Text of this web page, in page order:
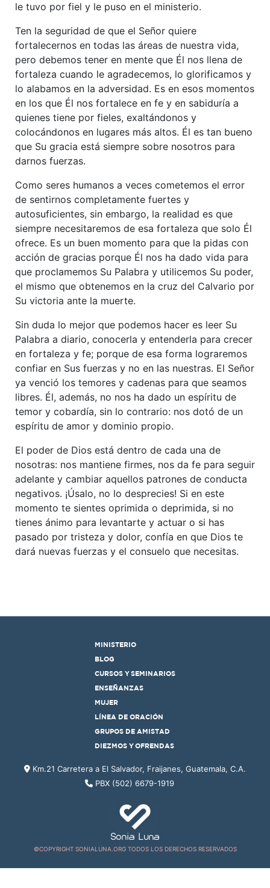
le tuvo por fiel y le puso en el ministerio.
Ten la seguridad de que el Señor quiere
fortalecernos en todas las áreas de nuestra vida,
pero debemos tener en mente que Él nos llena de
fortaleza cuando le agradecemos, lo glorificamos y
lo alabamos en la adversidad. Es en esos momentos
en los que Él nos fortalece en fe y en sabiduría a
quienes tiene por fieles, exaltándonos y
colocándonos en lugares más altos. Él es tan bueno
que Su gracia está siempre sobre nosotros para
darnos fuerzas.
Como seres humanos a veces cometemos el error
de sentirnos completamente fuertes y
autosuficientes, sin embargo, la realidad es que
siempre necesitaremos de esa fortaleza que solo Él
ofrece. Es un buen momento para que la pidas con
acción de gracias porque Él nos ha dado vida para
que proclamemos Su Palabra y utilicemos Su poder,
el mismo que obtenemos en la cruz del Calvario por
Su victoria ante la muerte.
Sin duda lo mejor que podemos hacer es leer Su
Palabra a diario, conocerla y entenderla para crecer
en fortaleza y fe; porque de esa forma lograremos
confiar en Sus fuerzas y no en las nuestras. El Señor
ya venció los temores y cadenas para que seamos
libres. Él, además, no nos ha dado un espíritu de
temor y cobardía, sin lo contrario: nos dotó de un
espíritu de amor y dominio propio.
El poder de Dios está dentro de cada una de
nosotras: nos mantiene firmes, nos da fe para seguir
adelante y cambiar aquellos patrones de conducta
negativos. ¡Úsalo, no lo desprecies! Si en este
momento te sientes oprimida o deprimida, si no
tienes ánimo para levantarte y actuar o si has
pasado por tristeza y dolor, confía en que Dios te
dará nuevas fuerzas y el consuelo que necesitas.
MINISTERIO
BLOG
CURSOS Y SEMINARIOS
ENSEÑANZAS
MUJER
LÍNEA DE ORACIÓN
GRUPOS DE AMISTAD
DIEZMOS Y OFRENDAS
Km.21 Carretera a El Salvador, Fraijanes, Guatemala, C.A.
PBX (502) 6679-1919
©COPYRIGHT SONIALUNA.ORG TODOS LOS DERECHOS RESERVADOS